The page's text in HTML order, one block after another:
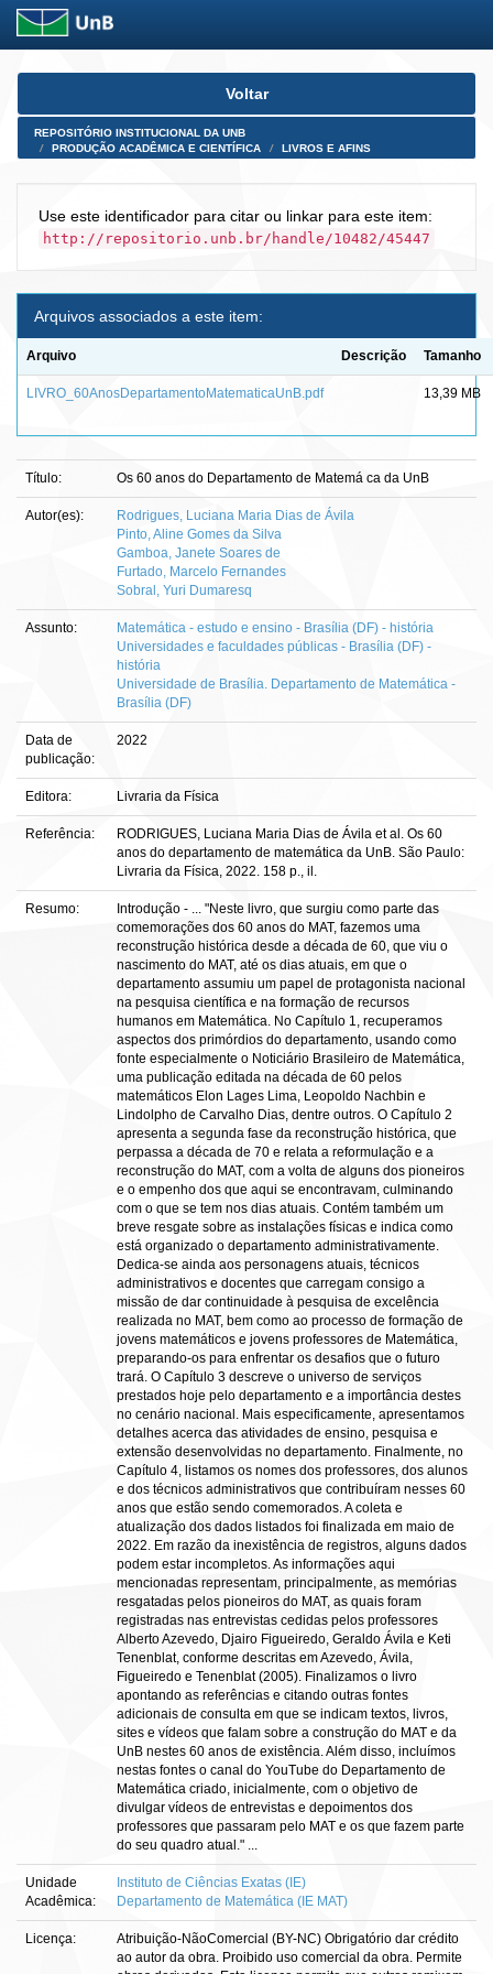
Skip
Voltar
REPOSITÓRIO INSTITUCIONAL DA UNB
PRODUÇÃO ACADÊMICA E CIENTÍFICA
LIVROS E AFINS
Use este identificador para citar ou linkar para este item:
http://repositorio.unb.br/handle/10482/45447
Arquivos associados a este item:
Arquivo Descrição Tamanho
LIVRO_60AnosDepartamentoMatematicaUnB.pdf 13,39 MB
Título: Os 60 anos do Departamento de Matemá ca da UnB
Autor(es):
Rodrigues, Luciana Maria Dias de Ávila
Pinto, Aline Gomes da Silva
Gamboa, Janete Soares de
Furtado, Marcelo Fernandes
Sobral, Yuri Dumaresq
Assunto:
Matemática - estudo e ensino - Brasília (DF) - história
Universidades e faculdades públicas - Brasília (DF) -
história
Universidade de Brasília. Departamento de Matemática -
Brasília (DF)
Data de
publicação:
2022
Editora: Livraria da Física
Referência:
RODRIGUES, Luciana Maria Dias de Ávila et al. Os 60
anos do departamento de matemática da UnB. São Paulo:
Livraria da Física, 2022. 158 p., il.
Resumo:
Introdução - ... "Neste livro, que surgiu como parte das
comemorações dos 60 anos do MAT, fazemos uma
reconstrução histórica desde a década de 60, que viu o
nascimento do MAT, até os dias atuais, em que o
departamento assumiu um papel de protagonista nacional
na pesquisa científica e na formação de recursos
humanos em Matemática. No Capítulo 1, recuperamos
aspectos dos primórdios do departamento, usando como
fonte especialmente o Noticiário Brasileiro de Matemática,
uma publicação editada na década de 60 pelos
matemáticos Elon Lages Lima, Leopoldo Nachbin e
Lindolpho de Carvalho Dias, dentre outros. O Capítulo 2
apresenta a segunda fase da reconstrução histórica, que
perpassa a década de 70 e relata a reformulação e a
reconstrução do MAT, com a volta de alguns dos pioneiros
e o empenho dos que aqui se encontravam, culminando
com o que se tem nos dias atuais. Contém também um
breve resgate sobre as instalações físicas e indica como
está organizado o departamento administrativamente.
Dedica-se ainda aos personagens atuais, técnicos
administrativos e docentes que carregam consigo a
missão de dar continuidade à pesquisa de excelência
realizada no MAT, bem como ao processo de formação de
jovens matemáticos e jovens professores de Matemática,
preparando-os para enfrentar os desafios que o futuro
trará. O Capítulo 3 descreve o universo de serviços
prestados hoje pelo departamento e a importância destes
no cenário nacional. Mais especificamente, apresentamos
detalhes acerca das atividades de ensino, pesquisa e
extensão desenvolvidas no departamento. Finalmente, no
Capítulo 4, listamos os nomes dos professores, dos alunos
e dos técnicos administrativos que contribuíram nesses 60
anos que estão sendo comemorados. A coleta e
atualização dos dados listados foi finalizada em maio de
2022. Em razão da inexistência de registros, alguns dados
podem estar incompletos. As informações aqui
mencionadas representam, principalmente, as memórias
resgatadas pelos pioneiros do MAT, as quais foram
registradas nas entrevistas cedidas pelos professores
Alberto Azevedo, Djairo Figueiredo, Geraldo Ávila e Keti
Tenenblat, conforme descritas em Azevedo, Ávila,
Figueiredo e Tenenblat (2005). Finalizamos o livro
apontando as referências e citando outras fontes
adicionais de consulta em que se indicam textos, livros,
sites e vídeos que falam sobre a construção do MAT e da
UnB nestes 60 anos de existência. Além disso, incluímos
nestas fontes o canal do YouTube do Departamento de
Matemática criado, inicialmente, com o objetivo de
divulgar vídeos de entrevistas e depoimentos dos
professores que passaram pelo MAT e os que fazem parte
do seu quadro atual." ...
Unidade
Acadêmica:
Instituto de Ciências Exatas (IE)
Departamento de Matemática (IE MAT)
Licença:
Atribuição-NãoComercial (BY-NC) Obrigatório dar crédito
ao autor da obra. Proibido uso comercial da obra. Permite